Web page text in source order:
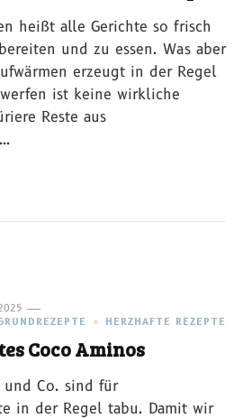
heißt alle Gerichte so frisch
und zu essen. Was aber
erzeugt in der Regel
ist keine wirkliche
Reste aus
HERZHAFTE REZEPTE
Coco Aminos
und Co. sind für
in der Regel tabu. Damit wir